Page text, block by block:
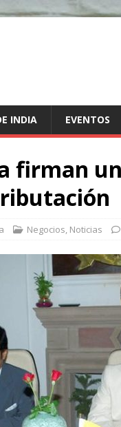
INDIA EVENTOS
firman
Negocios, Noticias